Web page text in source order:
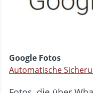
Google Fotos
Automatische